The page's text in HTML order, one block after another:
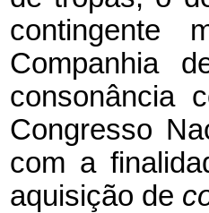
contingente
Companhia
consonância
Congresso
com a
aquisição de